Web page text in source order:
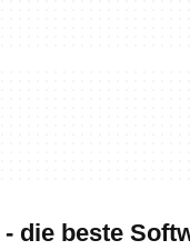
die beste